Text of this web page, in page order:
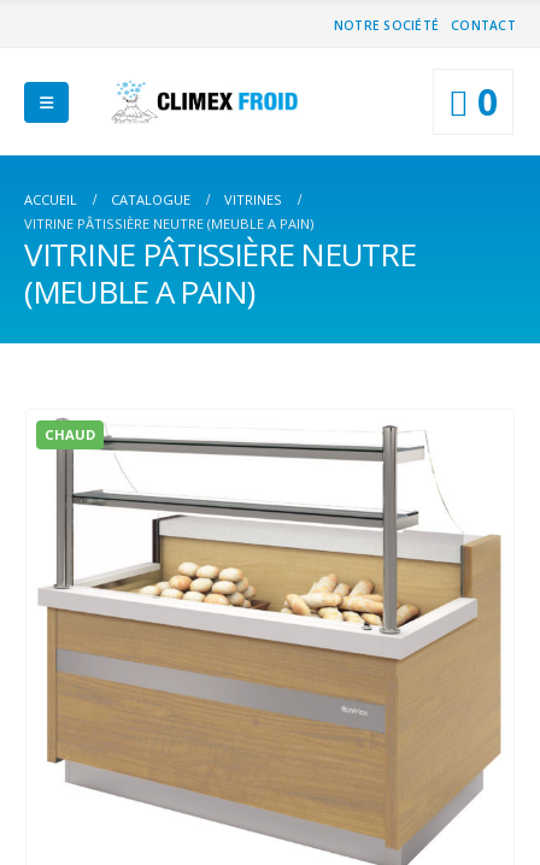
NOTRE SOCIÉTÉ CONTACT
0
ACCUEIL CATALOGUE
VITRINES
VITRINE PÂTISSIÈRE NEUTRE (MEUBLE A PAIN)
VITRINE PÂTISSIÈRE NEUTRE
(MEUBLE A PAIN)
CHAUD